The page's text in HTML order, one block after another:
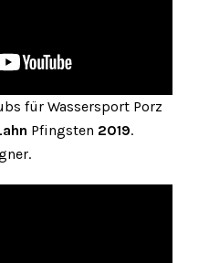
für Wassersport Porz
Pfingsten 2019.